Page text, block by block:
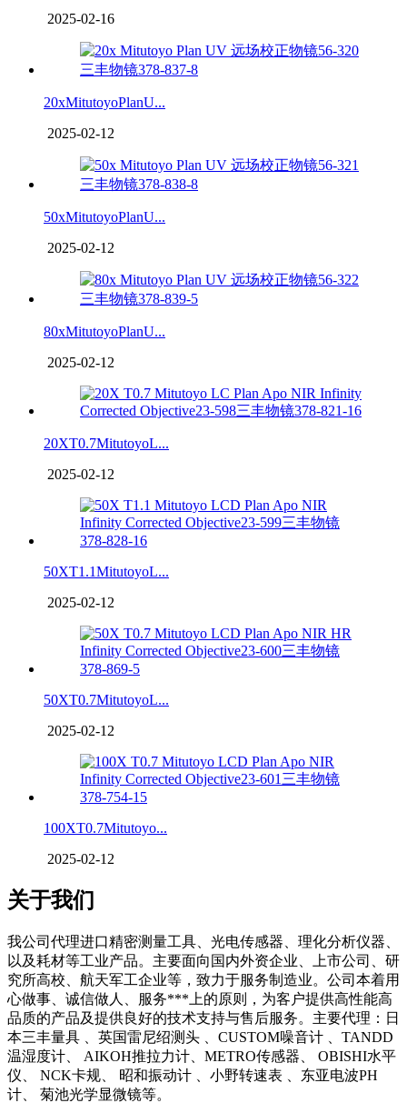
2025-02-16
20xMitutoyoPlanU...
2025-02-12
50xMitutoyoPlanU...
2025-02-12
80xMitutoyoPlanU...
2025-02-12
20XT0.7MitutoyoL...
2025-02-12
50XT1.1MitutoyoL...
2025-02-12
50XT0.7MitutoyoL...
2025-02-12
100XT0.7Mitutoyo...
2025-02-12
关于我们
我公司代理进口精密测量工具、光电传感器、理化分析仪器、
以及耗材等工业产品。主要面向国内外资企业、上市公司、研
究所高校、航天军工企业等，致力于服务制造业。公司本着用
心做事、诚信做人、服务***上的原则，为客户提供高性能高
品质的产品及提供良好的技术支持与售后服务。主要代理：日
本三丰量具 、英国雷尼绍测头 、CUSTOM噪音计 、TANDD
温湿度计、 AIKOH推拉力计、METRO传感器、 OBISHI水平
仪、 NCK卡规、 昭和振动计 、小野转速表 、东亚电波PH
计、 菊池光学显微镜等。